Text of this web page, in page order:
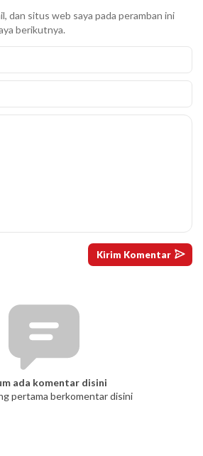
dan situs web saya pada peramban ini
berikutnya.
ada komentar disini
pertama berkomentar disini